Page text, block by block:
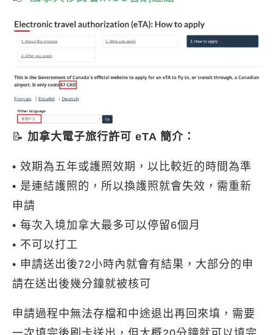
📝 加拿大電子旅行許可 eTA 簡介：
• 效期為五年或護照效期，以比較近的時間為準
• 是連結護照的，所以換護照就會失效，需重新
申請
• 每次入境加拿大最多可以停留6個月
• 不可以打工
• 申請送出後72小時內就會有結果，大部分的申
請在送出後幾分鐘就被核可
申請過程中無法存檔和中途退出再回來填，需要